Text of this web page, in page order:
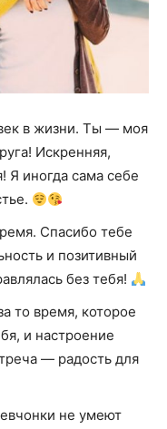
в жизни. Ты — моя
Искренняя,
Я иногда сама себе
Спасибо тебе
и позитивный
без тебя!
то время, которое
и настроение
— радость для
не умеют